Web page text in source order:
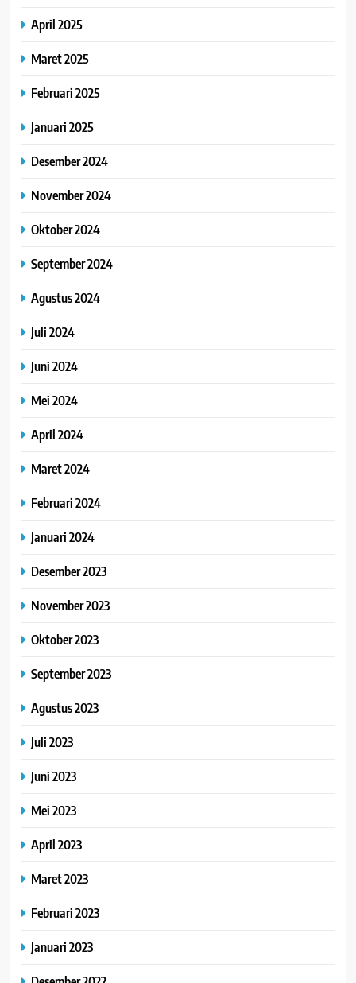
April 2025
Maret 2025
Februari 2025
Januari 2025
Desember 2024
November 2024
Oktober 2024
September 2024
Agustus 2024
Juli 2024
Juni 2024
Mei 2024
April 2024
Maret 2024
Februari 2024
Januari 2024
Desember 2023
November 2023
Oktober 2023
September 2023
Agustus 2023
Juli 2023
Juni 2023
Mei 2023
April 2023
Maret 2023
Februari 2023
Januari 2023